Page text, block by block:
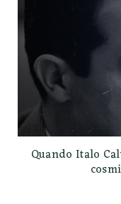
Quando Italo